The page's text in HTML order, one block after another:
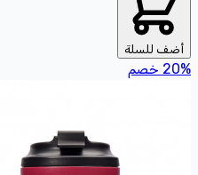
أضف للسلة
20% خصم